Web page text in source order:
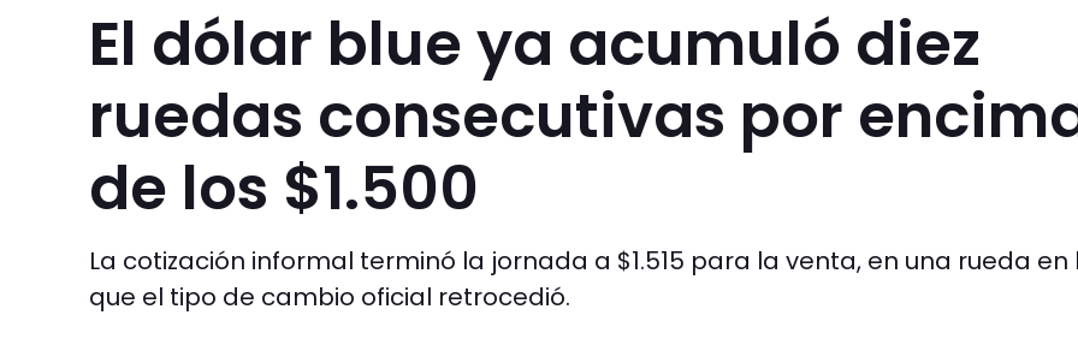
El dólar blue ya acumuló diez
ruedas consecutivas por
de los $1.500
La cotización informal terminó la jornada a $1.515 para la venta, en una rueda en
que el tipo de cambio oficial retrocedió.